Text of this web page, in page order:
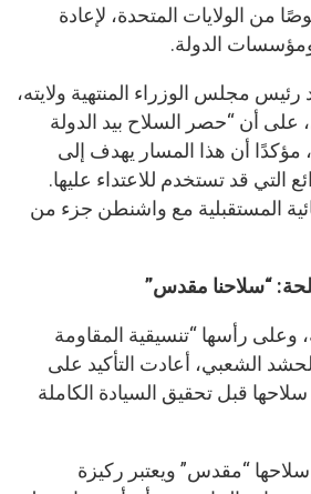
من الولايات المتحدة، لإعادة
الدولة.
مجلس الوزراء المنتهية ولايته،
على أن “حصر السلاح بيد الدولة
أن هذا المسار يهدف إلى
التي قد تستخدم للاعتداء عليها.
المستقبلية مع واشنطن جزء من
“سلاحنا مقدس”
وعلى رأسها “تنسيقية المقاومة
الشعبي، أعادت التأكيد على
قبل تحقيق السيادة الكاملة
“مقدس” ويعتبر ركيزة